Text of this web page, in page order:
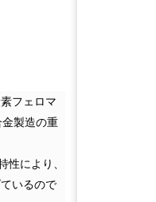
フェロマ
製造の重
により、
いるので